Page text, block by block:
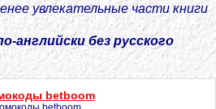
увлекательные части книги
английски без русского
betboom